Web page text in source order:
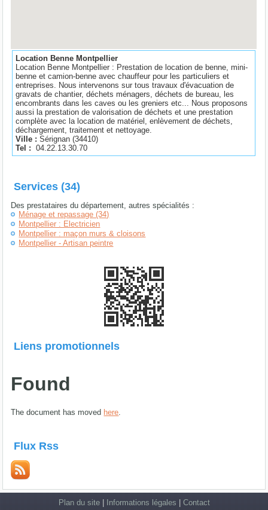
Location Benne Montpellier
Location Benne Montpellier : Prestation de location de benne, mini-
benne et camion-benne avec chauffeur pour les particuliers et
entreprises. Nous intervenons sur tous travaux d'évacuation de
gravats de chantier, déchets ménagers, déchets de bureau, les
encombrants dans les caves ou les greniers etc... Nous proposons
aussi la prestation de valorisation de déchets et une prestation
complète avec la location de matériel, enlèvement de déchets,
déchargement, traitement et nettoyage.
Ville :Sérignan(34410)
Tel :
04.22.13.30.70
Services (34)
Des prestataires du département, autres spécialités :
Ménage et repassage (34)
Montpellier : Electricien
Montpellier : maçon murs & cloisons
Montpellier - Artisan peintre
Liens promotionnels
Found
The document has moved here.
Flux Rss
Plan du site| Informations légales
Contact